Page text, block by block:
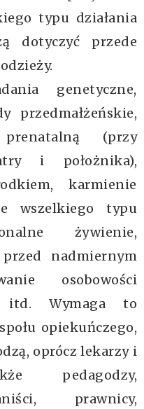
typu działania
dotyczyć przede
genetyczne,
przedmałżeńskie,
(przy
i położnika),
karmienie
wszelkiego typu
żywienie,
nadmiernym
osobowości
itd. Wymaga to
opiekuńczego,
oprócz lekarzy i
pedagodzy,
prawnicy,